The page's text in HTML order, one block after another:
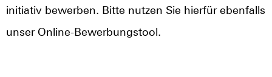
initiativ bewerben. Bitte nutzen Sie hierfür ebenfalls
unser Online-Bewerbungstool.